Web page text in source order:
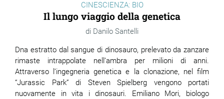
CINESCIENZA: BIO
Il lungo viaggio della genetica
Danilo Santelli
Dna estratto dal sangue di dinosauro, prelevato da zanzare
rimaste intrappolate nell’ambra per milioni di anni.
Attraverso l’ingegneria genetica e la clonazione, nel film
“Jurassic Park” di Steven Spielberg vengono portati
nuovamente in vita i dinosauri. Emiliano Mori, biologo